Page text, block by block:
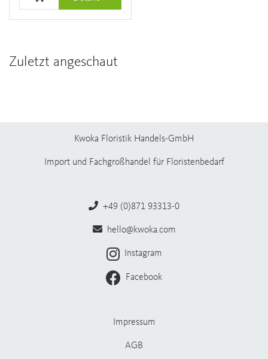
Zuletzt angeschaut
Kwoka Floristik Handels-GmbH
Import und Fachgroßhandel für Floristenbedarf
+49 (0)871 93313-0
hello@kwoka.com
Instagram
Facebook
Impressum
AGB